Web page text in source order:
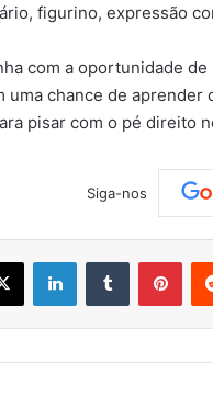
figurino, expressão
com a oportunidade
uma chance de
pisar com o pé direito
Siga-nos